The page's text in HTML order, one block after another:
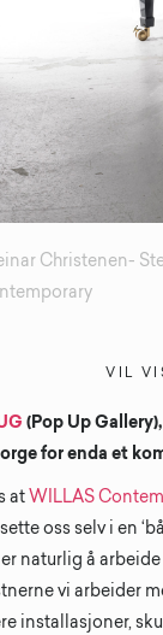
Christenen-
VIL
(Pop Up
for enda et
at WILLAS
oss selv i en
naturlig å
vi arbeider
installasjoner,